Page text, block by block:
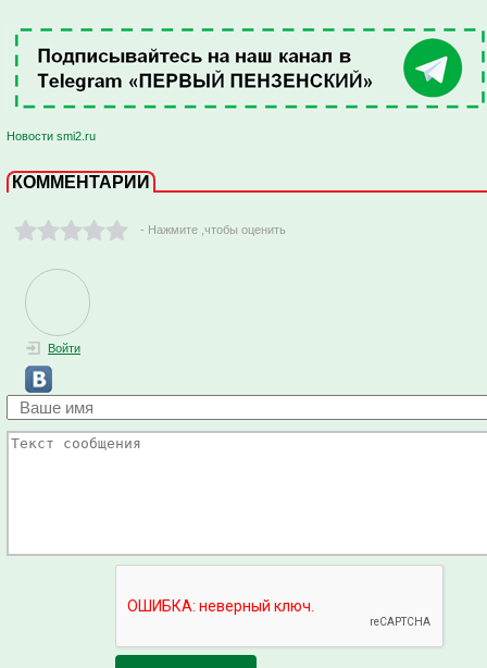
Новости smi2.ru
КОММЕНТАРИИ
- Нажмите ,чтобы оценить
Войти